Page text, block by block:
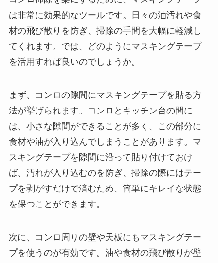
は非常に効果的なツールです。日々の油汚れや食
材の飛び散りを防ぎ、掃除の手間を大幅に軽減し
てくれます。では、どのようにマスキングテープ
を活用すれば良いのでしょうか。
まず、コンロの隙間にマスキングテープを貼る方
法が挙げられます。コンロとキッチン台の間に
は、小さな隙間ができることが多く、この部分に
食材や油が入り込んでしまうことがあります。マ
スキングテープを隙間に沿って貼り付けておけ
ば、汚れが入り込むのを防ぎ、掃除の際にはテー
プを剥がすだけで済むため、簡単にキレイな状態
を保つことができます。
次に、コンロ周りの壁や天板にもマスキングテー
プを使うのが有効です。油や食材の飛び散りが壁